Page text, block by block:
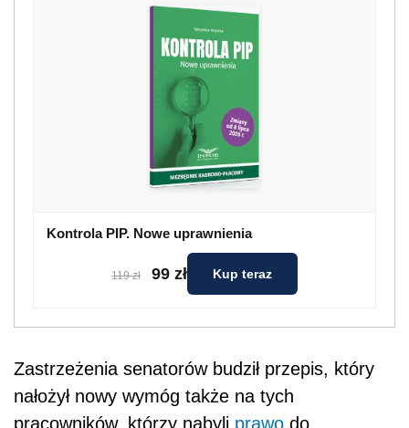
Kontrola PIP. Nowe uprawnienia
119 zł 99 zł Kup teraz
Zastrzeżenia senatorów budził przepis, który
nałożył nowy wymóg także na tych
pracowników, którzy nabyli prawo do